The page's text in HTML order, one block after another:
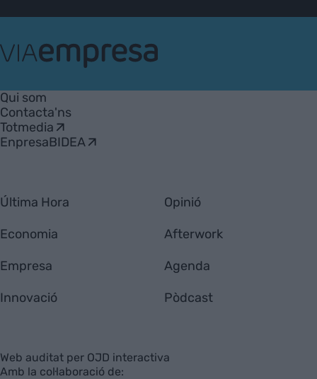
Empresa
Qui som
Contacta'ns
Totmedia
EnpresaBIDEA
Última Hora
Economia
Empresa
Innovació
Opinió
Afterwork
Agenda
Pòdcast
Web auditat per OJD interactiva
Amb la col·laboració de: